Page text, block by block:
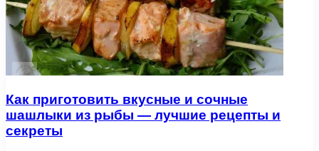
Как приготовить вкусные и сочные
шашлыки из рыбы — лучшие рецепты и
секреты